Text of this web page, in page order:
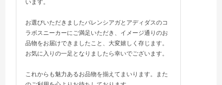
います。
お選びいただきましたバレンシアガとアディダスのコ
ラボスニーカーにご満足いただき、イメージ通りのお
品物をお届けできましたこと、大変嬉しく存じます。
お気に入りの一足となりましたら幸いでございます。
これからも魅力あるお品物を揃えてまいります。また